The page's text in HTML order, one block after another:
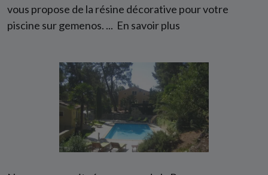
vous propose de la résine décorative pour votre
piscine sur gemenos. ... En savoir plus